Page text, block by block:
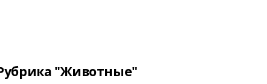
"Животные"